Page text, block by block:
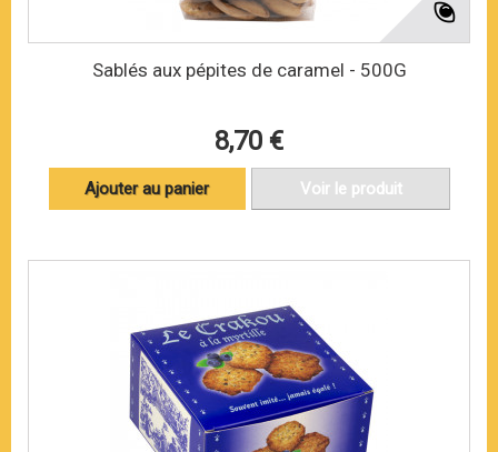
Sablés aux pépites de caramel - 500G
8,70 €
Ajouter au panier Voir le produit